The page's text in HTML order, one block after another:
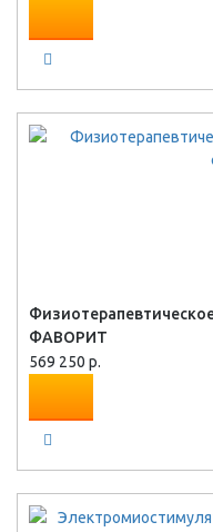
ФАВОРИТ
569 250 р.